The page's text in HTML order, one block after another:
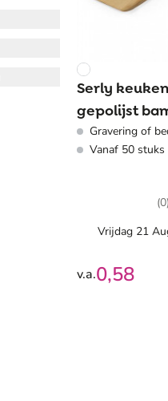
Serly
gepolijst
steel
Gravering of
Vanaf 50 stuks
(0)
Vrijdag 21
v.a.0,58